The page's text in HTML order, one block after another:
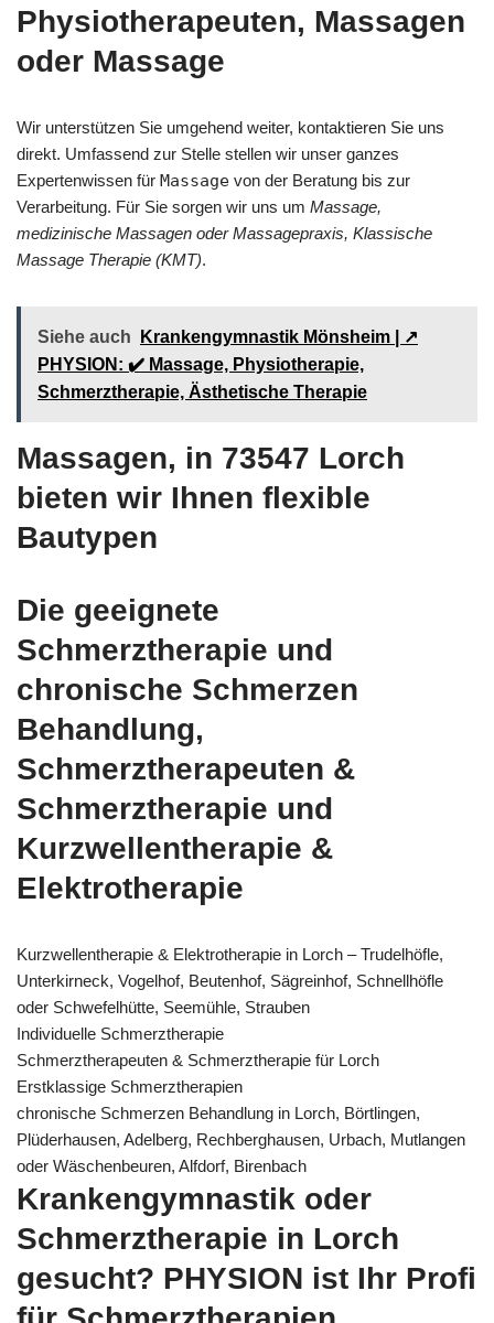
Physiotherapeuten, Massagen
oder Massage
Wir unterstützen Sie umgehend weiter, kontaktieren Sie uns
direkt. Umfassend zur Stelle stellen wir unser ganzes
Expertenwissen für Massage von der Beratung bis zur
Verarbeitung. Für Sie sorgen wir uns um Massage,
medizinische Massagen oder Massagepraxis, Klassische
Massage Therapie (KMT).
Siehe auch
Krankengymnastik Mönsheim | ↗️
PHYSION: ✔️ Massage, Physiotherapie,
Schmerztherapie, Ästhetische Therapie
Massagen, in 73547 Lorch
bieten wir Ihnen flexible
Bautypen
Die geeignete
Schmerztherapie und
chronische Schmerzen
Behandlung,
Schmerztherapeuten &
Schmerztherapie und
Kurzwellentherapie &
Elektrotherapie
Kurzwellentherapie & Elektrotherapie in Lorch – Trudelhöfle,
Unterkirneck, Vogelhof, Beutenhof, Sägreinhof, Schnellhöfle
oder Schwefelhütte, Seemühle, Strauben
Individuelle Schmerztherapie
Schmerztherapeuten & Schmerztherapie für Lorch
Erstklassige Schmerztherapien
chronische Schmerzen Behandlung in Lorch, Börtlingen,
Plüderhausen, Adelberg, Rechberghausen, Urbach, Mutlangen
oder Wäschenbeuren, Alfdorf, Birenbach
Krankengymnastik oder
Schmerztherapie in Lorch
gesucht? PHYSION ist Ihr Profi